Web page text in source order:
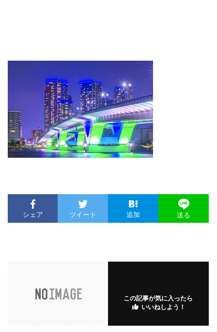
シェア ツイート 追加 送る
この記事が気に入ったら
いいねしよう！